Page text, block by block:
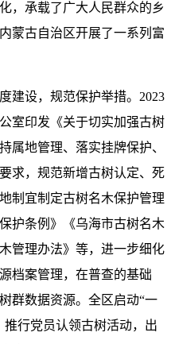
，承载了广大人民群众的乡
蒙古自治区开展了一系列富
建设，规范保护举措。2023
室印发《关于切实加强古树
属地管理、落实挂牌保护、
求，规范新增古树认定、死
制宜制定古树名木保护管理
护条例》《乌海市古树名木
管理办法》等，进一步细化
档案管理，在普查的基础
群数据资源。全区启动“一
行党员认领古树活动，出